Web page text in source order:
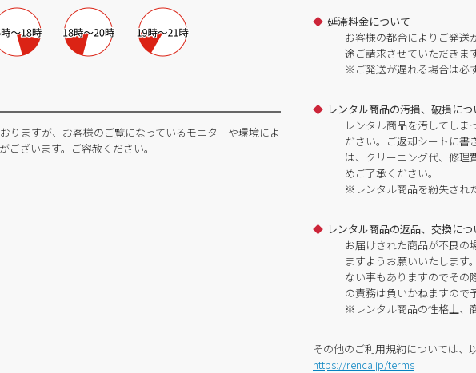
りますが、お客様のご覧になっているモニターや環境によ
ございます。ご容赦ください。
延滞料金について
お客様の都合によりご発送
途ご請求させていただきま
※ご発送が遅れる場合は必
レンタル商品の汚損、破損につ
レンタル商品を汚してし
ださい。ご返却シートに書
は、クリーニング代、修理
めご了承ください。
※レンタル商品を紛失され
レンタル商品の返品、交換につ
お届けされた商品が不良の
ますようお願いいたします
ない事もありますのでその
の責務は負いかねますので
※レンタル商品の性格上、
その他のご利用規約については、
https://renca.jp/terms